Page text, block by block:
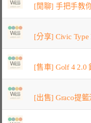
[閒聊] 手把手教
[分享] Civic
[售車] Golf 4 2.0
[出售] Graco提